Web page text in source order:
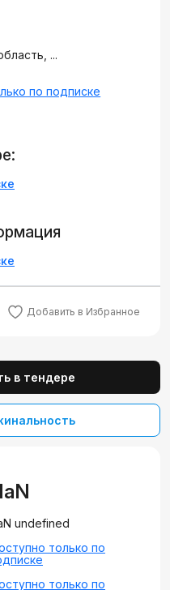
...
по подписке
Добавить в Избранное
в тендере
undefined
только по
только по